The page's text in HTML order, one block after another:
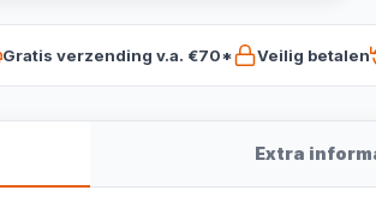
Gratis verzending v.a. €70* Veilig betalen
Extra